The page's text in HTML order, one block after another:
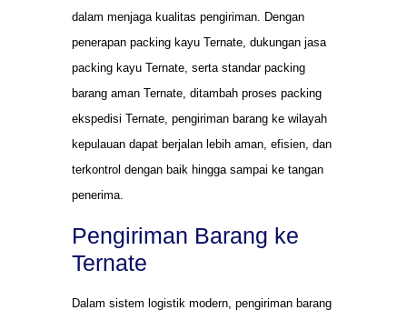
dalam menjaga kualitas pengiriman. Dengan
penerapan packing kayu Ternate, dukungan jasa
packing kayu Ternate, serta standar packing
barang aman Ternate, ditambah proses packing
ekspedisi Ternate, pengiriman barang ke wilayah
kepulauan dapat berjalan lebih aman, efisien, dan
terkontrol dengan baik hingga sampai ke tangan
penerima.
Pengiriman Barang ke
Ternate
Dalam sistem logistik modern, pengiriman barang